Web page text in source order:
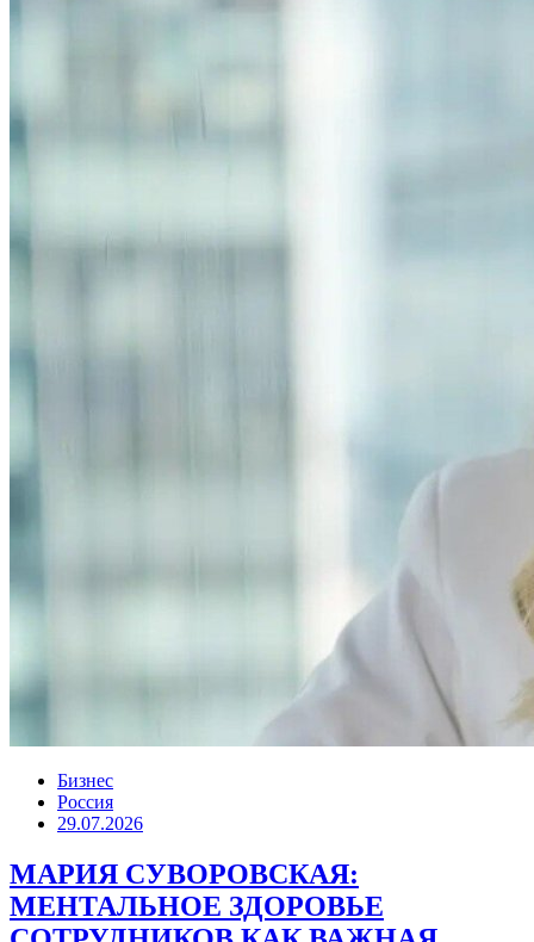
Бизнес
Россия
29.07.2026
МАРИЯ СУВОРОВСКАЯ:
МЕНТАЛЬНОЕ ЗДОРОВЬЕ